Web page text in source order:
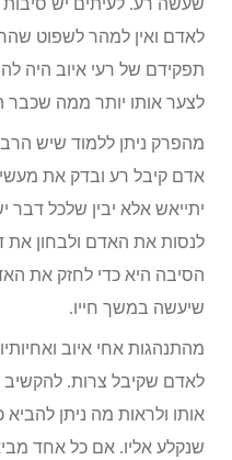
שעשה רע. לעיתים יש
לאדם ואין למהר לשפוט
תפקידם של רעי איוב היה
לצער אותו יותר ממה שכבר
מהפרק ניתן ללמוד שיש
אדם קיבל רע ובדק את
יתייאש אלא יבין שלכל דבר
לנסות את האדם ולבחון את
הסיבה היא כדי לחזק את
שיעשה במשך חייו.
מהתנהגות אחי איוב
לאדם שקיבל צרות. להקשיב
אותו ולראות מה ניתן
שנקלע אליו. אם כל אחד